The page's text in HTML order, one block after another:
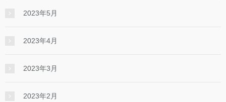
2023年5月
2023年4月
2023年3月
2023年2月